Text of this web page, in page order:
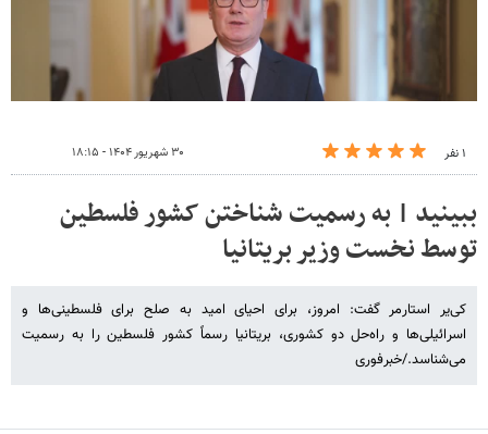
۱ نفر ۳۰ شهریور ۱۴۰۴ - ۱۸:۱۵
ببینید | به رسمیت شناختن کشور فلسطین
توسط نخست وزیر بریتانیا
کی‌یر استارمر گفت: امروز، برای احیای امید به صلح برای فلسطینی‌ها و
اسرائیلی‌ها و راه‌حل دو کشوری، بریتانیا رسماً کشور فلسطین را به رسمیت
می‌شناسد./خبرفوری